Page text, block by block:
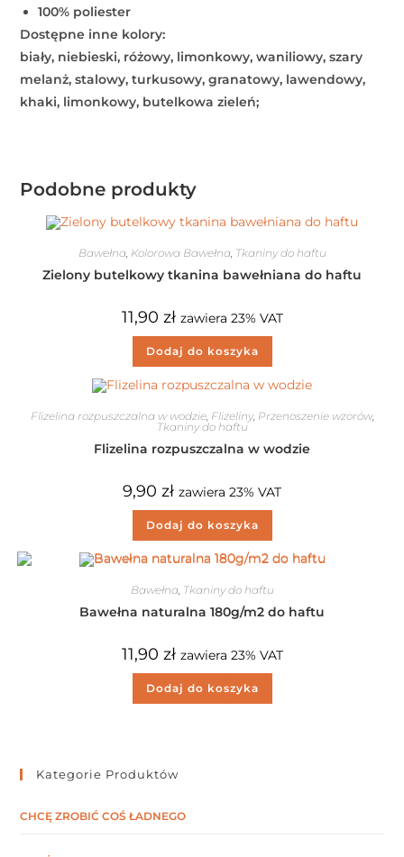
100% poliester
Dostępne inne kolory:
biały, niebieski, różowy, limonkowy, waniliowy, szary
melanż, stalowy, turkusowy, granatowy, lawendowy,
khaki, limonkowy, butelkowa zieleń;
Podobne produkty
Bawełna, Kolorowa Bawełna, Tkaniny do haftu
Zielony butelkowy tkanina bawełniana do haftu
11,90 zł zawiera 23% VAT
Dodaj do koszyka
Flizelina rozpuszczalna w wodzie, Flizeliny, Przenoszenie wzorów,
Tkaniny do haftu
Flizelina rozpuszczalna w wodzie
9,90 zł zawiera 23% VAT
Dodaj do koszyka
Bawełna, Tkaniny do haftu
Bawełna naturalna 180g/m2 do haftu
11,90 zł zawiera 23% VAT
Dodaj do koszyka
Kategorie Produktów
CHCĘ ZROBIĆ COŚ ŁADNEGO